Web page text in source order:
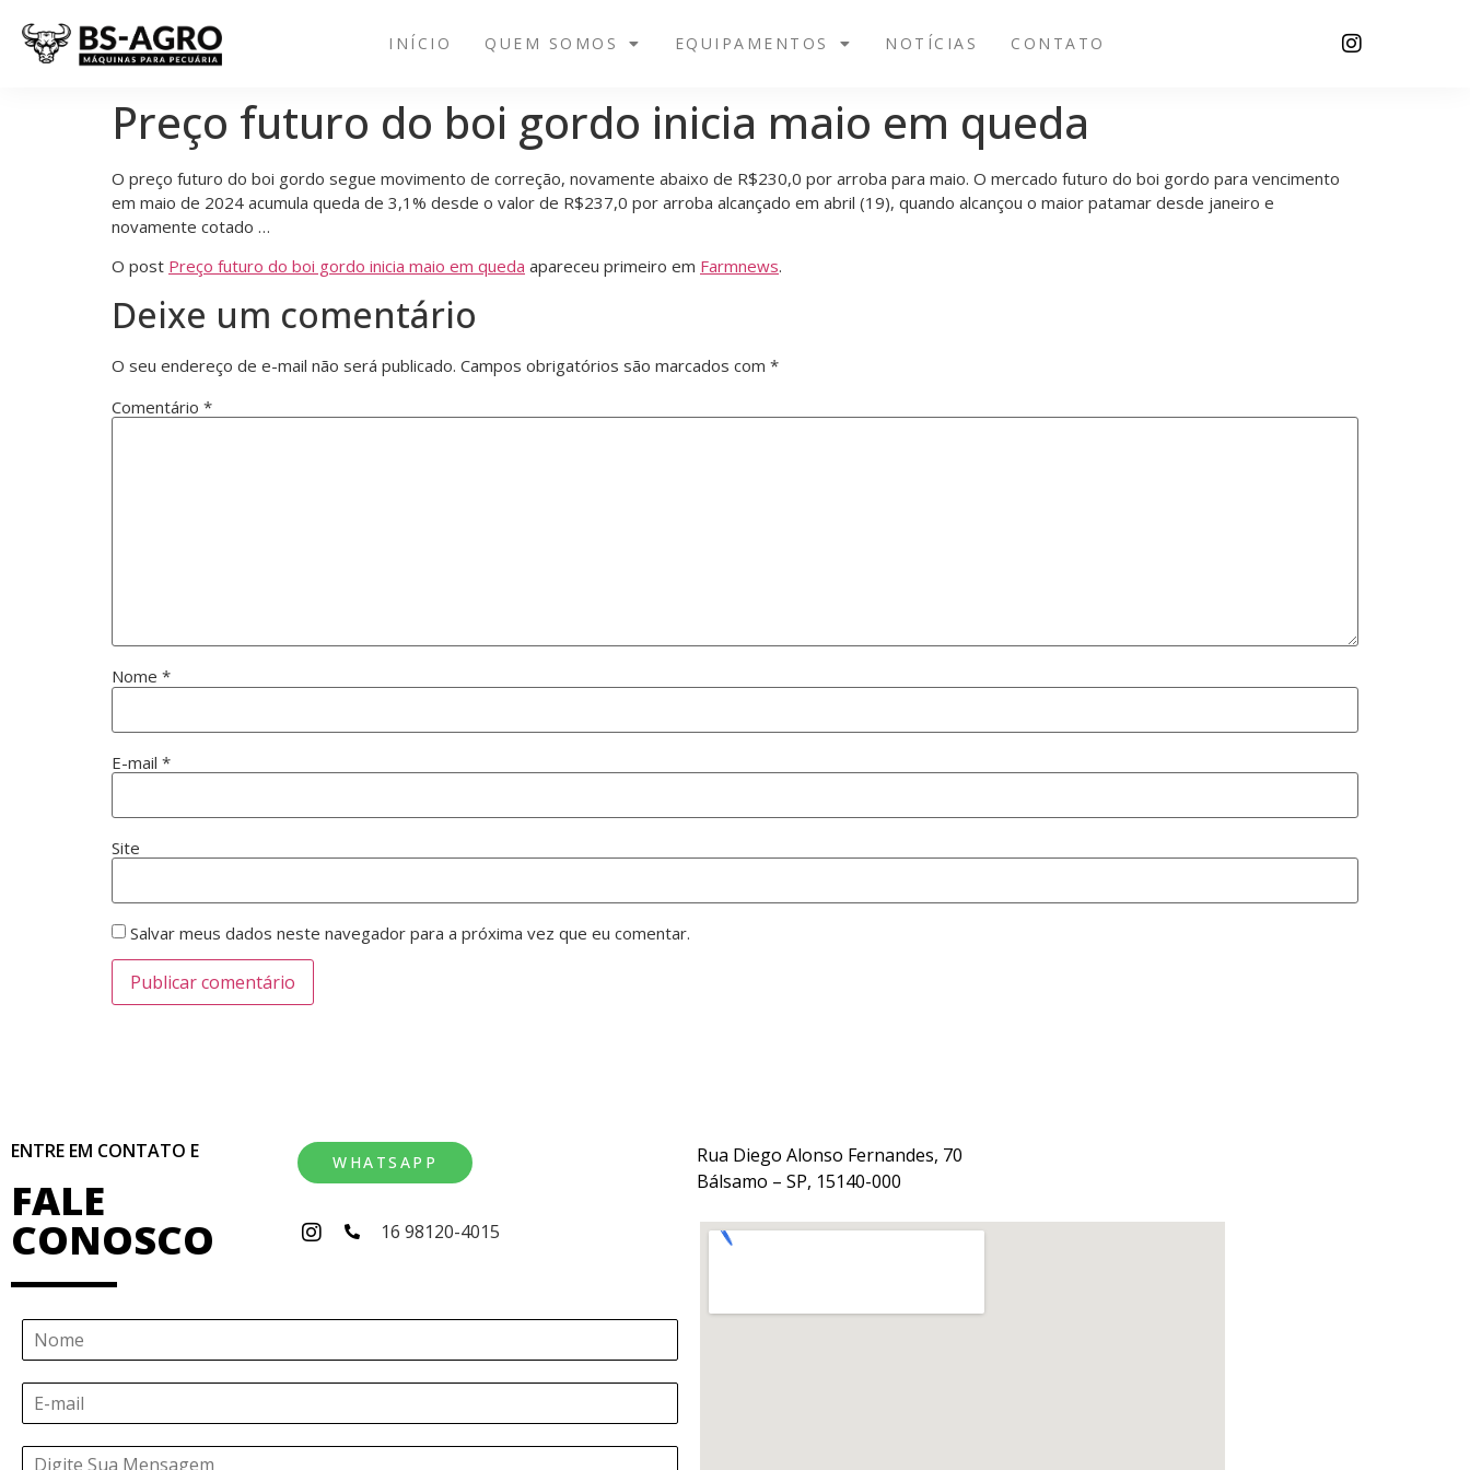
INÍCIO QUEM SOMOS EQUIPAMENTOS NOTÍCIAS CONTATO
Preço futuro do boi gordo inicia maio em queda
O preço futuro do boi gordo segue movimento de correção, novamente abaixo de R$230,0 por arroba para maio. O mercado futuro do boi gordo para vencimento
em maio de 2024 acumula queda de 3,1% desde o valor de R$237,0 por arroba alcançado em abril (19), quando alcançou o maior patamar desde janeiro e
novamente cotado …
O post Preço futuro do boi gordo inicia maio em queda apareceu primeiro em Farmnews.
Deixe um comentário
O seu endereço de e-mail não será publicado. Campos obrigatórios são marcados com *
Comentário *
Nome *
E-mail *
Site
Salvar meus dados neste navegador para a próxima vez que eu comentar.
ENTRE EM CONTATO E
FALE
CONOSCO
WHATSAPP
16 98120-4015
Rua Diego Alonso Fernandes, 70
Bálsamo – SP, 15140-000
N
E
Á